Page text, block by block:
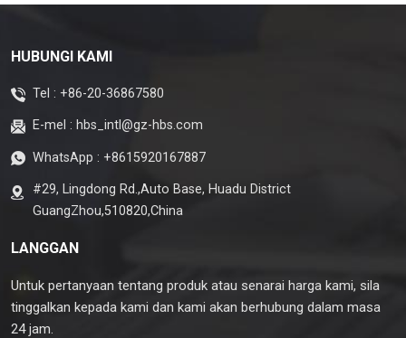
HUBUNGI KAMI
Tel : +86-20-36867580
E-mel : hbs_intl@gz-hbs.com
WhatsApp : +8615920167887
#29, Lingdong Rd.,Auto Base, Huadu District
GuangZhou,510820,China
LANGGAN
Untuk pertanyaan tentang produk atau senarai harga kami, sila
tinggalkan kepada kami dan kami akan berhubung dalam masa
24 jam.